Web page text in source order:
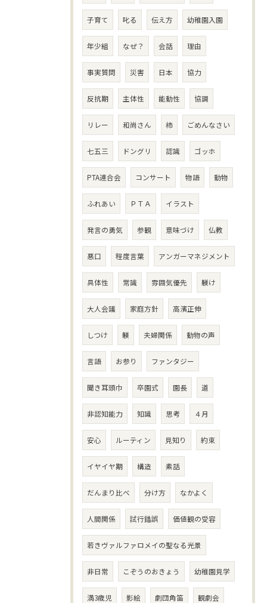
子育て 叱る 伝え方 幼稚園入園
年少組 なぜ？ 会話 理由
事実質問 災害 日本 協力
反抗期 主体性 能動性 協調
リレー 和尚さん 柿 ごめんなさい
七五三 ドングリ 認識 ゴッホ
PTA連合会 コンサート 物語 動物
ふれあい ＰＴＡ イラスト
発言の勇気 参観 意味づけ 仏教
悪口 程度言葉 アンガーマネジメント
具体性 常識 雰囲気優先 躾け
大人会議 家庭方針 高濱正伸
しつけ 躾 夫婦関係 動物の声
言語 お参り ファンタジー
聞き耳頭巾 卒園式 園長 道
非認知能力 知識 思考 ４月
安心 ルーティン 見知り 約束
イヤイヤ期 構造 素話
だんまり比べ 分け方 なかよく
人間関係 試行錯誤 価値観の受容
若きヴァルファロメイの聖なる光景
非日常 こぞうのおきょう 幼稚園見学
満3歳児 影絵 劇団角笛 観劇会